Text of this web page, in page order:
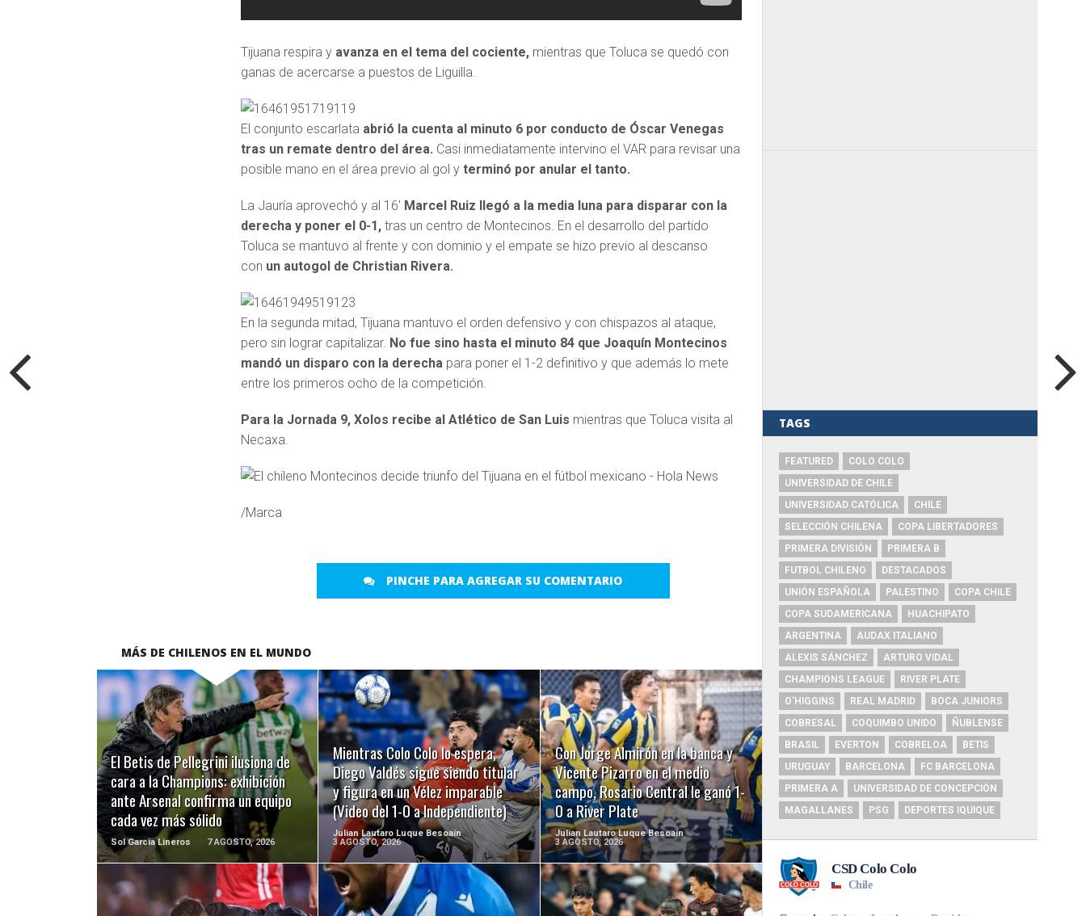
Tijuana respira y avanza en el tema del cociente, mientras que Toluca se quedó con
ganas de acercarse a puestos de Liguilla.
El conjunto escarlata abrió la cuenta al minuto 6 por conducto de Óscar Venegas
tras un remate dentro del área. Casi inmediatamente intervino el VAR para revisar una
posible mano en el área previo al gol yterminó por anular el tanto.
La Jauría aprovechó y al 16′ Marcel Ruiz llegó a la media luna para disparar con la
derecha y poner el 0-1, tras un centro de Montecinos. En el desarrollo del partido
Toluca se mantuvo al frente y con dominio y el empate se hizo previo al descanso
con un autogol de Christian Rivera.
En la segunda mitad, Tijuana mantuvo el orden defensivo y con chispazos al ataque,
pero sin lograr capitalizar. No fue sino hasta el minuto 84 que Joaquín Montecinos
mandó un disparo con la derecha para poner el 1-2 definitivo y que además lo mete
entre los primeros ocho de la competición.
Para la Jornada 9, Xolos recibe al Atlético de San Luis mientras que Toluca visita al
Necaxa.
/Marca
PINCHE PARA AGREGAR SU COMENTARIO
MÁS DE CHILENOS EN EL MUNDO
El Betis de Pellegrini ilusiona de
cara a la Champions: exhibición
ante Arsenal confirma un equipo
cada vez más sólido
Sol Garcia Lineros 7 AGOSTO, 2026
LEER MÁS
Mientras Colo Colo lo espera,
Diego Valdés sigue siendo titular
y figura en un Vélez imparable
(Video del 1-0 a Independiente)
Julian Lautaro Luque Besoaín
3 AGOSTO, 2026
LEER MÁS
Con Jorge Almirón en la banca y
Vicente Pizarro en el medio
campo, Rosario Central le ganó 1-
0 a River Plate
Julian Lautaro Luque Besoaín
3 AGOSTO, 2026
LEER MÁS
TAGS
FEATURED
COLO COLO
UNIVERSIDAD DE CHILE
UNIVERSIDAD CATÓLICA
CHILE
SELECCIÓN CHILENA
COPA LIBERTADORES
PRIMERA DIVISIÓN
PRIMERA B
FUTBOL CHILENO
DESTACADOS
UNIÓN ESPAÑOLA
PALESTINO
COPA CHILE
COPA SUDAMERICANA
HUACHIPATO
ARGENTINA
AUDAX ITALIANO
ALEXIS SÁNCHEZ
ARTURO VIDAL
CHAMPIONS LEAGUE
RIVER PLATE
O'HIGGINS
REAL MADRID
BOCA JUNIORS
COBRESAL
COQUIMBO UNIDO
ÑUBLENSE
BRASIL
EVERTON COBRELOA
BETIS
URUGUAY
BARCELONA
FC BARCELONA
PRIMERA A
UNIVERSIDAD DE CONCEPCIÓN
MAGALLANES
PSG DEPORTES IQUIQUE